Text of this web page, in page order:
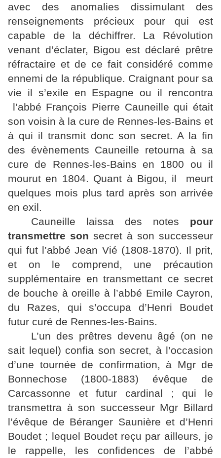
avec des anomalies dissimulant des
renseignements précieux pour qui est
capable de la déchiffrer. La Révolution
venant d’éclater, Bigou est déclaré prêtre
réfractaire et de ce fait considéré comme
ennemi de la république. Craignant pour sa
vie il s’exile en Espagne ou il rencontra
l’abbé François Pierre Cauneille qui était
son voisin à la cure de Rennes-les-Bains et
à qui il transmit donc son secret. A la fin
des évènements Cauneille retourna à sa
cure de Rennes-les-Bains en 1800 ou il
mourut en 1804. Quant à Bigou, il meurt
quelques mois plus tard après son arrivée
en exil.
Cauneille laissa des notes pour
transmettre son secret à son successeur
qui fut l’abbé Jean Vié (1808-1870). Il prit,
et on le comprend, une précaution
supplémentaire en transmettant ce secret
de bouche à oreille à l’abbé Emile Cayron,
du Razes, qui s’occupa d’Henri Boudet
futur curé de Rennes-les-Bains.
L’un des prêtres devenu âgé (on ne
sait lequel) confia son secret, à l’occasion
d’une tournée de confirmation, à Mgr de
Bonnechose (1800-1883) évêque de
Carcassonne et futur cardinal ; qui le
transmettra à son successeur Mgr Billard
l’évêque de Béranger Saunière et d’Henri
Boudet ; lequel Boudet reçu par ailleurs, je
le rappelle, les confidences de l’abbé